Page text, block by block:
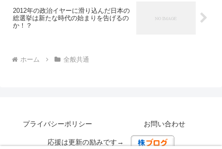
2012年の政治イヤーに滑り込んだ日本の
総選挙は新たな時代の始まりを告げるの
か！？
ホーム 全般共通
プライバシーポリシー お問い合わせ
応援は更新の励みです→